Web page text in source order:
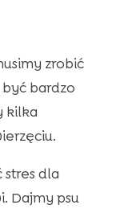
zrobić
bardzo
kilka
stres dla
Dajmy psu